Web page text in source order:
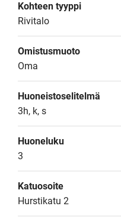
Kohteen tyyppi
Rivitalo
Omistusmuoto
Oma
Huoneistoselitelmä
3h, k, s
Huoneluku
3
Katuosoite
Hurstikatu 2